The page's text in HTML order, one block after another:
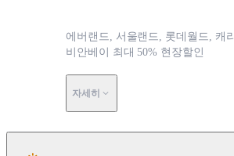
에버랜드, 서울랜드, 롯데월드, 캐리
비안베이 최대 50% 현장할인
자세히